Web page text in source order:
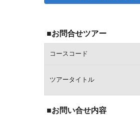
■お問合せツアー
コースコード
ツアータイトル
■お問い合せ内容